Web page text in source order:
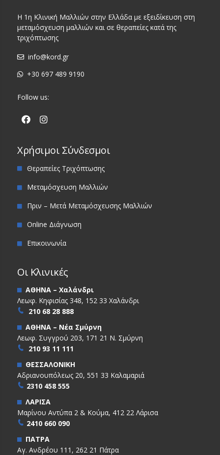
Η 1η Κλινική Μαλλιών στην Ελλάδα με εξειδίκευση στη
μεταμόσχευση μαλλιών και σε θεραπείες κατά της
τριχόπτωσης
info@kord.gr
+30 697 489 9190
Follow us:
Χρήσιμοι Σύνδεσμοι
Θεραπείες Τριχόπτωσης
Μεταμόσχευση Μαλλιών
Πριν – Μετά Μεταμόσχευσης Μαλλιών
Online Διάγνωση
Επικοινωνία
Οι Κλινικές
ΑΘΗΝΑ – Χαλάνδρι
Λεωφ. Κηφισίας 348, 152 33 Χαλάνδρι
210 68 28 888
ΑΘΗΝΑ – Νέα Σμύρνη
Λεωφ. Συγγρού 203, 171 21 Ν. Σμύρνη
210 93 11 111
ΘΕΣΣΑΛΟΝΙΚΗ
Αδριανουπόλεως 20, 551 33 Καλαμαριά
2310 458 555
ΛΑΡΙΣΑ
Μαρίνου Αντύπα 2 & Κούμα, 412 22 Λάρισα
2410 660 090
ΠΑΤΡΑ
Αγ. Ανδρέου 111, 262 21 Πάτρα